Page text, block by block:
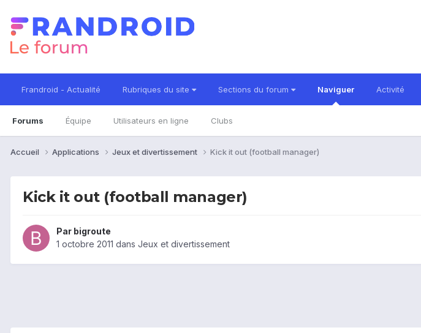
Frandroid - Actualité Rubriques du site Sections du forum Naviguer
Forums Équipe Utilisateurs en ligne Clubs
Activité
Accueil Applications Jeux et divertissement Kick it out (football manager)
Kick it out (football manager)
Par bigroute
1 octobre 2011 dans Jeux et divertissement